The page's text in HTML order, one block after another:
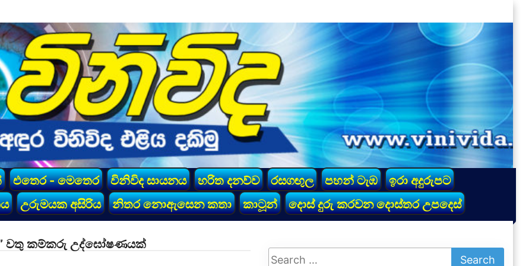
එතෙර - මෙතෙර විනිවිද සායනය හරිත දනව්ව රසගඟුල පහන් ටැඹ
ඉරා අදුරුපට
උරුමයක අසිරිය නිතර නොඇසෙන කතා කාටූන් දොස් දුරු කරවන දොස්තර උපදෙස්
වතු කම්කරු උද්ඝෝෂණයක්